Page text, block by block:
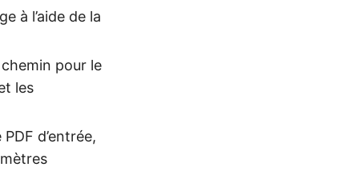
à l’aide de la
pour le
les
d’entrée,